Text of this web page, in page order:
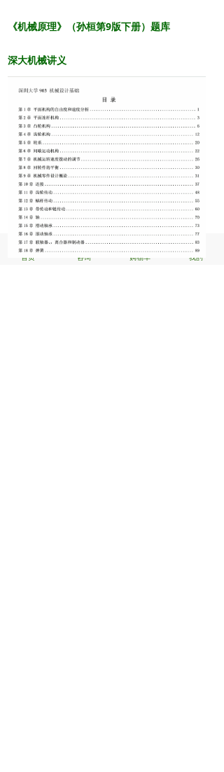
《机械原理》（孙桓第9版下册）题库
深大机械讲义
ꀇ
首页
끁
咨询
ꁈ
购物车
ꄑ
我的